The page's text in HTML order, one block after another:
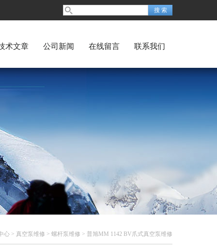
术文章 公司新闻 在线留言 联系我们
心 > 真空泵维修 > 螺杆泵维修 > 普旭MM 1142 BV爪式真空泵维修